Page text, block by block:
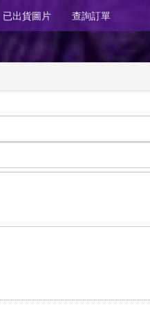
已出貨圖片 查詢訂單